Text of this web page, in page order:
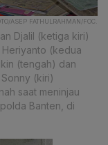
ASEP FATHULRAHMAN/FOC.
Djalil (ketiga kiri)
(kedua
(tengah) dan
(kiri)
saat meninjau
Banten, di